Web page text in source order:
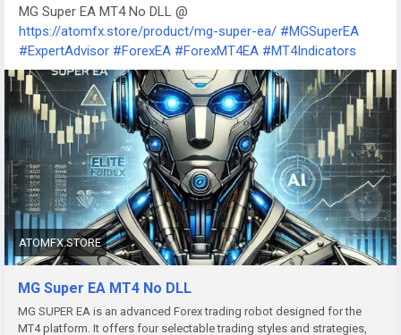
MG Super EA MT4 No DLL @
https://atomfx.store/product/mg-super-ea/ #MGSuperEA
#ExpertAdvisor #ForexEA #ForexMT4EA #MT4Indicators
ATOMFX.STORE
MG Super EA MT4 No DLL
MG SUPER EA is an advanced Forex trading robot designed for the
MT4 platform. It offers four selectable trading styles and strategies,